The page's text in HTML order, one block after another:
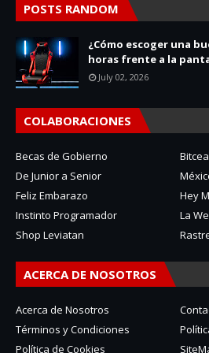
POSTS RANDOM
¿Cómo escoger una
horas frente a la
July 02, 2026
COLABORACIONES
Becas de Gobierno
De Junior a Senior
Feliz Embarazo
Hey
Instinto Programador
La
Shop Leviatan
ACERCA DE NOSOTROS
Acerca de Nosotros
Términos y Condiciones
Política de Cookies